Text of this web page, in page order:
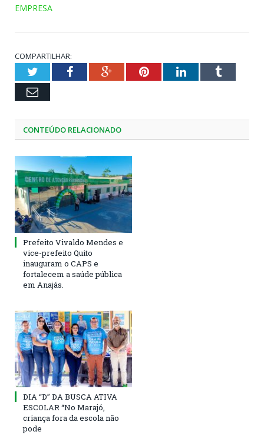
EMPRESA
COMPARTILHAR:
TwitterFacebookGoogle+PinterestLinkedInTumblr
Email
CONTEÚDO RELACIONADO
Prefeito Vivaldo Mendes e
vice-prefeito Quito
inauguram o CAPS e
fortalecem a saúde pública
em Anajás.
DIA “D” DA BUSCA ATIVA
ESCOLAR “No Marajó,
criança fora da escola não
pode